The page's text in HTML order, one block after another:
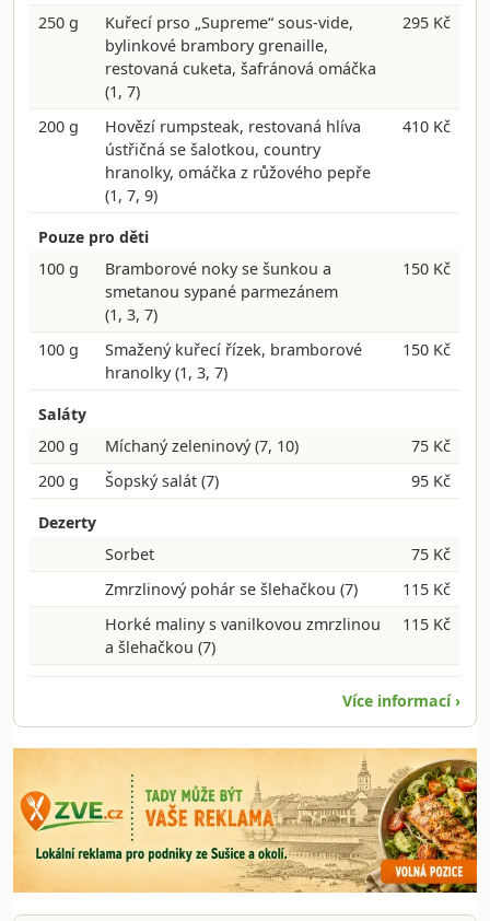
250 g
Kuřecí prso „Supreme“ sous-vide,
bylinkové brambory grenaille,
restovaná cuketa, šafránová omáčka
(1, 7)
295 Kč
200 g
Hovězí rumpsteak, restovaná hlíva
ústřičná se šalotkou, country
hranolky, omáčka z růžového pepře
(1, 7, 9)
410 Kč
Pouze pro děti
100 g
Bramborové noky se šunkou a
smetanou sypané parmezánem
(1, 3, 7)
150 Kč
100 g
Smažený kuřecí řízek, bramborové
hranolky(1, 3, 7)
150 Kč
Saláty
200 g
Míchaný zeleninový(7, 10)
75 Kč
200 g
Šopský salát(7)
95 Kč
Dezerty
Sorbet
75 Kč
Zmrzlinový pohár se šlehačkou(7)
115 Kč
Horké maliny s vanilkovou zmrzlinou
a šlehačkou(7)
115 Kč
Více informací ›